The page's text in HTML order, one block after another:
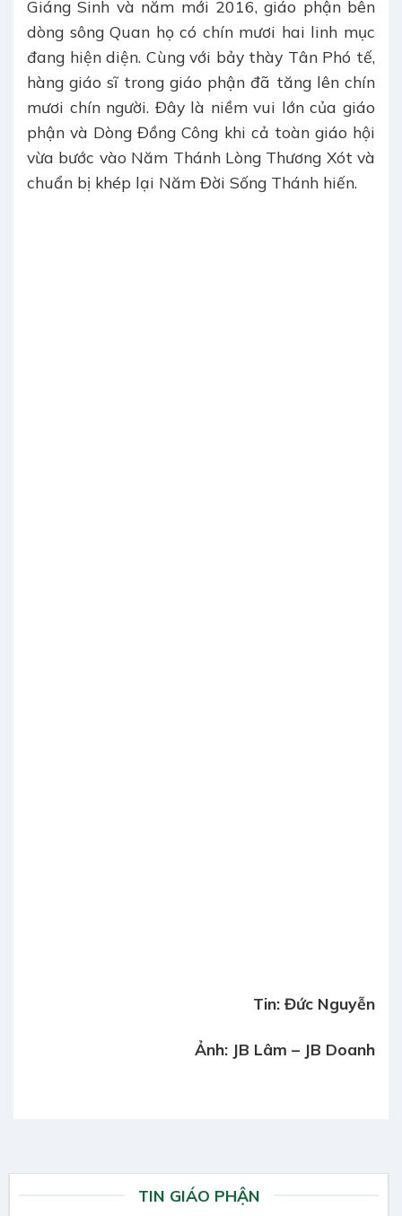
Giáng Sinh và năm mới 2016, giáo phận bên
dòng sông Quan họ có chín mươi hai linh mục
đang hiện diện. Cùng với bảy thày Tân Phó tế,
hàng giáo sĩ trong giáo phận đã tăng lên chín
mươi chín người. Đây là niềm vui lớn của giáo
phận và Dòng Đồng Công khi cả toàn giáo hội
vừa bước vào Năm Thánh Lòng Thương Xót và
chuẩn bị khép lại Năm Đời Sống Thánh hiến.
Tin: Đức Nguyễn
Ảnh: JB Lâm – JB Doanh
TIN GIÁO PHẬN